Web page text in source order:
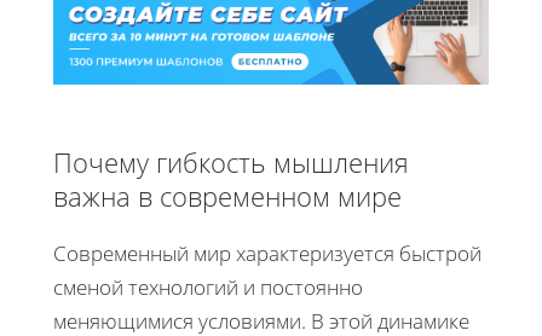
Почему гибкость мышления
важна в современном мире
Современный мир характеризуется быстрой
сменой технологий и постоянно
меняющимися условиями. В этой динамике